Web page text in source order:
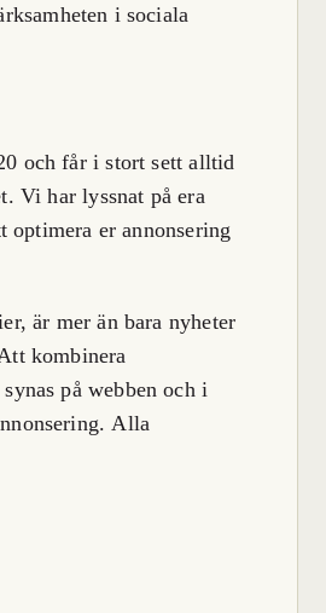
i sociala
och får i stort sett alltid
Vi har lyssnat på era
er annonsering
är mer än bara nyheter
kombinera
på webben och i
Alla